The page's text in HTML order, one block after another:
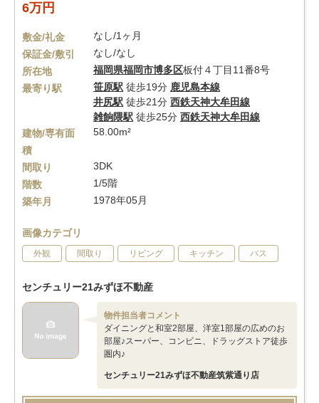
6万円
敷金/礼金
なし/1ヶ月
保証金/敷引
なし/なし
所在地
福岡県福岡市博多区板付４丁目11番8号
最寄り駅
笹原駅 徒歩19分 鹿児島本線
井尻駅 徒歩21分 西鉄天神大牟田線
雑餉隈駅 徒歩25分 西鉄天神大牟田線
建物/専有面
積
58.00m²
間取り
3DK
階数
1/5階
築年月
1978年05月
画像カテゴリ
外観 間取り リビング キッチン バス
センチュリー21みずほ不動産
物件担当者コメント
ダイニングと和室2部屋、洋室1部屋の広めのお
部屋♪スーパー、コンビニ、ドラッグストア徒歩
圏内♪
センチュリー21みずほ不動産筑紫通り店